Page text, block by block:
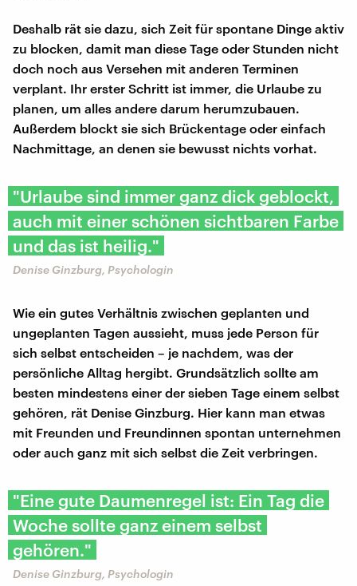
Deshalb rät sie dazu, sich Zeit für spontane Dinge aktiv
zu blocken, damit man diese Tage oder Stunden nicht
doch noch aus Versehen mit anderen Terminen
verplant. Ihr erster Schritt ist immer, die Urlaube zu
planen, um alles andere darum herumzubauen.
Außerdem blockt sie sich Brückentage oder einfach
Nachmittage, an denen sie bewusst nichts vorhat.
"Urlaube sind immer ganz dick geblockt,
auch mit einer schönen sichtbaren Farbe
und das ist heilig."
Denise Ginzburg, Psychologin
Wie ein gutes Verhältnis zwischen geplanten und
ungeplanten Tagen aussieht, muss jede Person für
sich selbst entscheiden – je nachdem, was der
persönliche Alltag hergibt. Grundsätzlich sollte am
besten mindestens einer der sieben Tage einem selbst
gehören, rät Denise Ginzburg. Hier kann man etwas
mit Freunden und Freundinnen spontan unternehmen
oder auch ganz mit sich selbst die Zeit verbringen.
"Eine gute Daumenregel ist: Ein Tag die
Woche sollte ganz einem selbst
gehören."
Denise Ginzburg, Psychologin